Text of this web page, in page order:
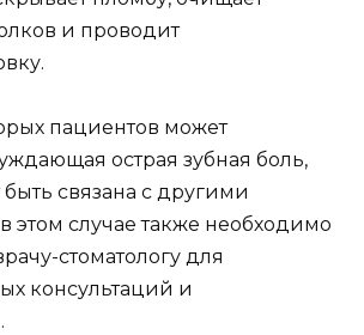
и проводит
пациентов может
острая зубная боль,
связана с другими
этом случае также необходимо
стоматологу для
консультаций и